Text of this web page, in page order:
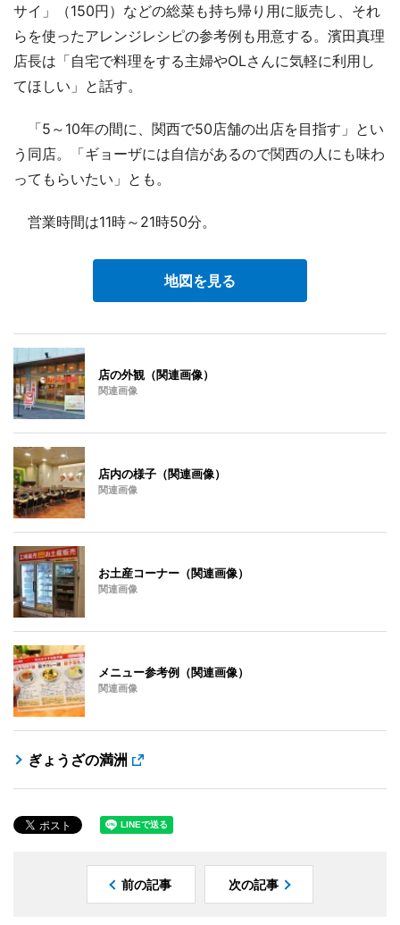
サイ」（150円）などの総菜も持ち帰り用に販売し、それ
らを使ったアレンジレシピの参考例も用意する。濱田真理
店長は「自宅で料理をする主婦やOLさんに気軽に利用し
てほしい」と話す。
「5～10年の間に、関西で50店舗の出店を目指す」とい
う同店。「ギョーザには自信があるので関西の人にも味わ
ってもらいたい」とも。
営業時間は11時～21時50分。
地図を見る
店の外観（関連画像）
関連画像
店内の様子（関連画像）
関連画像
お土産コーナー（関連画像）
関連画像
メニュー参考例（関連画像）
関連画像
ぎょうざの満洲
前の記事 次の記事